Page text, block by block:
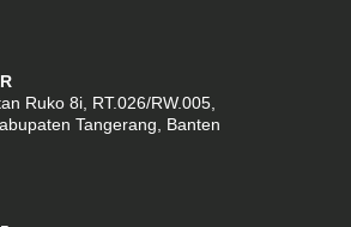
Ruko 8i, RT.026/RW.005,
Tangerang, Banten